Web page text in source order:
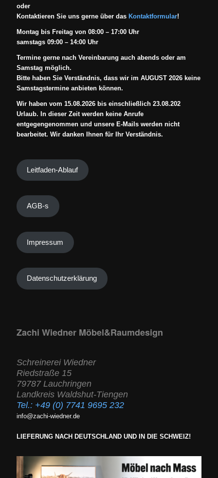
oder
Kontaktieren Sie uns gerne über das Kontaktformular!
Montag bis Freitag von 08:00 – 17:00 Uhr
samstags 09:00 – 14:00 Uhr
Termine gerne nach Vereinbarung auch abends oder am
Samstag möglich.
Bitte haben Sie Verständnis, dass wir im AUGUST 2026 keine
Samstagstermine anbieten können.
Wir haben vom 15.08.2026 bis einschließlich 23.08.202
Urlaub. In dieser Zeit werden keine Anrufe
entgegengenommen und unsere E-Mails werden nicht
bearbeitet. Wir danken Ihnen für Ihr Verständnis.
Leitfaden-Ablauf
AGB-s
Impressum
Datenschutzerklärung
Zachi Wiedner Möbel&Raumdesign
Schreinerei Wiedner
Riedstraße 15
79787 Lauchringen
Landkreis Waldshut-Tiengen
Tel.: +49 (0) 7741 9695 232
info@zachi-wiedner.de
LIEFERUNG NACH DEUTSCHLAND UND IN DIE SCHWEIZ!